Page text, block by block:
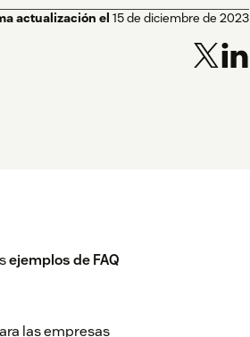
actualización el 15 de diciembre de 2023
ejemplos de FAQ
las empresas